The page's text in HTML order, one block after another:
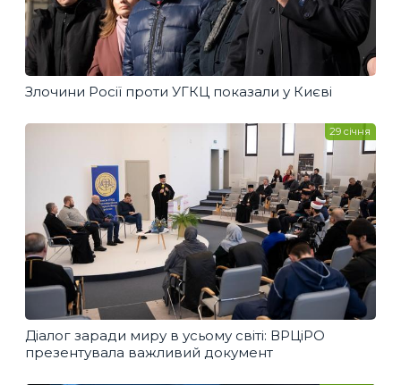
Злочини Росії проти УГКЦ показали у Києві
Діалог заради миру в усьому світі: ВРЦіРО
презентувала важливий документ
29 січня